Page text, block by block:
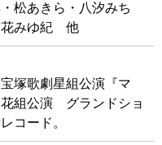
松あきら・八汐みち
花みゆ紀 他
塚歌劇星組公演『マ
組公演 グランドショ
コード。